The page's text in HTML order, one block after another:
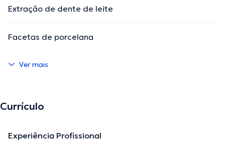
Extração de dente de leite
Facetas de porcelana
Ver mais
Currículo
Experiência Profissional